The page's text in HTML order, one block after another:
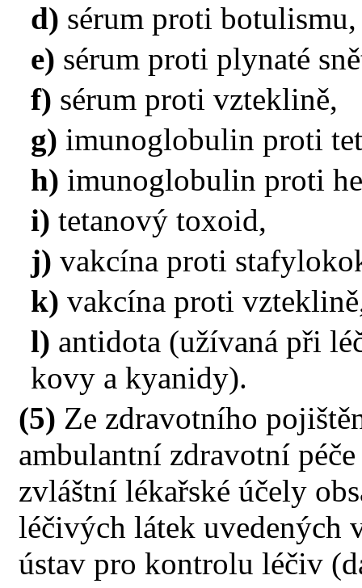
d) sérum proti botulismu,
e) sérum proti plynaté
f) sérum proti vzteklině,
g) imunoglobulin proti
h) imunoglobulin proti
i) tetanový toxoid,
j) vakcína proti
k) vakcína proti
l) antidota (užívaná při
kovy a kyanidy).
(5) Ze zdravotního
ambulantní zdravotní
zvláštní lékařské účely
léčivých látek uvedených
ústav pro kontrolu léčiv